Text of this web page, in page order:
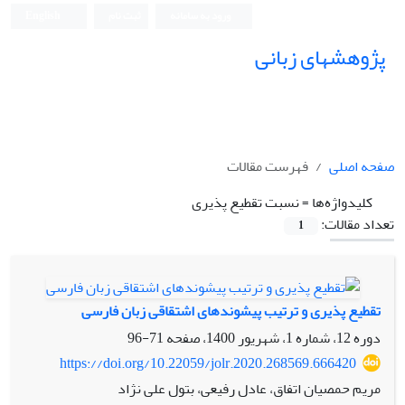
پژوهشهای زبانی
صفحه اصلی
فهرست مقالات
کلیدواژه‌ها =نسبت تقطیع ‏پذیری
تعداد مقالات:
1
تقطیع پذیری و ترتیب پیشوندهای اشتقاقی زبان فارسی
دوره 12، شماره 1، شهریور 1400، صفحه
71-96
https://doi.org/10.22059/jolr.2020.268569.666420
مریم حمصیان اتفاق، عادل رفیعی، بتول علی نژاد